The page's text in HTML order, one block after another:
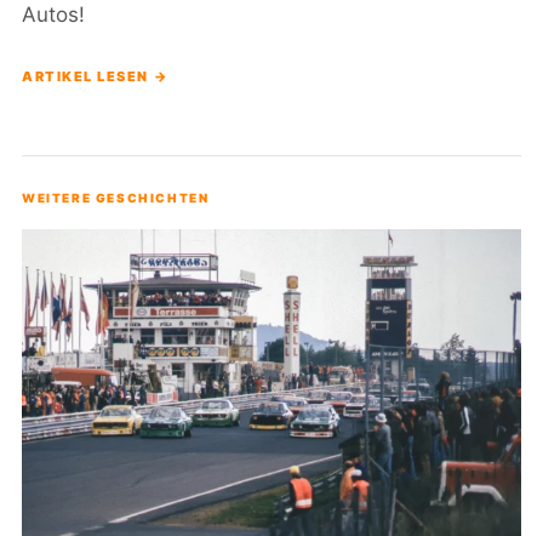
Autos!
ARTIKEL LESEN →
WEITERE GESCHICHTEN